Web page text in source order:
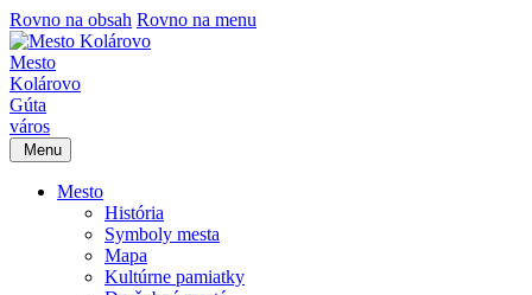
Rovno na obsah Rovno na menu
Mesto
Kolárovo
Gúta
város
Menu
Mesto
História
Symboly mesta
Mapa
Kultúrne pamiatky